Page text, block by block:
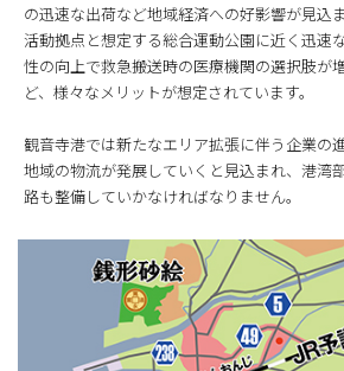
の迅速な出荷など地域経済への好影響が見込
活動拠点と想定する総合運動公園に近く迅速
性の向上で救急搬送時の医療機関の選択肢が
ど、様々なメリットが想定されています。
観音寺港では新たなエリア拡張に伴う企業の
地域の物流が発展していくと見込まれ、港湾
路も整備していかなければなりません。